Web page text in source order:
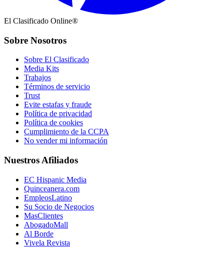
El Clasificado Online®
Sobre Nosotros
Sobre El Clasificado
Media Kits
Trabajos
Términos de servicio
Trust
Evite estafas y fraude
Política de privacidad
Política de cookies
Cumplimiento de la CCPA
No vender mi información
Nuestros Afiliados
EC Hispanic Media
Quinceanera.com
EmpleosLatino
Su Socio de Negocios
MasClientes
AbogadoMall
Al Borde
Vivela Revista